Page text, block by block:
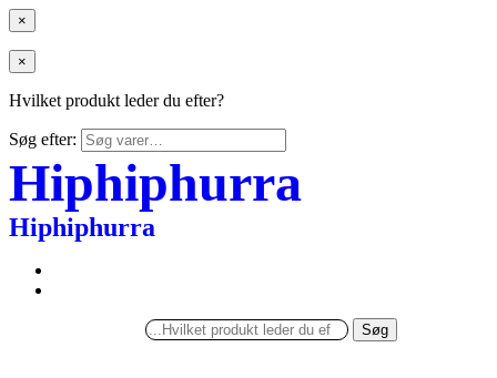
×
×
Hvilket produkt leder du efter?
Søg efter:
Hiphiphurra
Hiphiphurra
Søg